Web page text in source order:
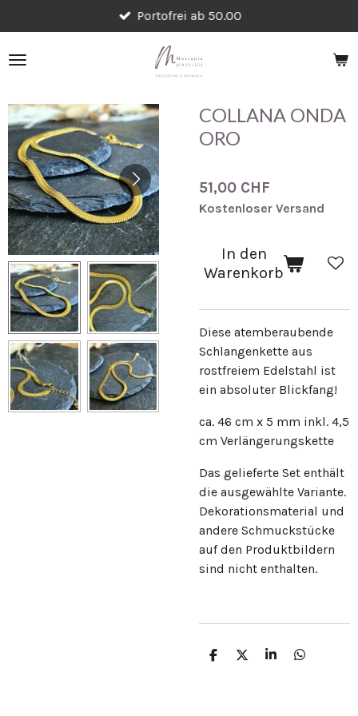
Hauptinhalt
springen
Portofrei ab 50.00
COLLANA ONDA
ORO
51,00 CHF
Kostenloser Versand
In den
Warenkorb
Diese atemberaubende
Schlangenkette aus
rostfreiem Edelstahl ist
ein absoluter Blickfang!
ca. 46 cm x 5 mm inkl. 4,5
cm Verlängerungskette
Das gelieferte Set enthält
die ausgewählte Variante.
Dekorationsmaterial und
andere Schmuckstücke
auf den Produktbildern
sind nicht enthalten.
T
T
T
T